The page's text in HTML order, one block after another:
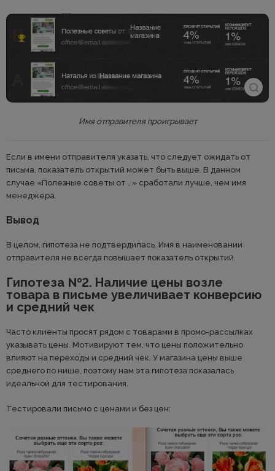
Имя отправителя проигрывает
Если в имени отправителя указать, что следует ожидать от
письма, показатель открытий может быть выше. В данном
случае «Полезные советы от …» сработали лучше, чем имя
менеджера.
Вывод
В целом, гипотеза не подтвердилась. Имя в наименовании
отправителя не всегда повышает показатель открытий.
Гипотеза №2. Наличие цены возле
товара в письме увеличивает конверсию
и средний чек
Часто клиенты просят рядом с товарами в промо-рассылках
указывать цены. Мотивируют тем, что цены положительно
влияют на переходы и средний чек. У магазина цены выше
среднего по нише, поэтому нам эта гипотеза показалась
идеальной для тестирования.
Тестировали письмо с ценами и без цен: